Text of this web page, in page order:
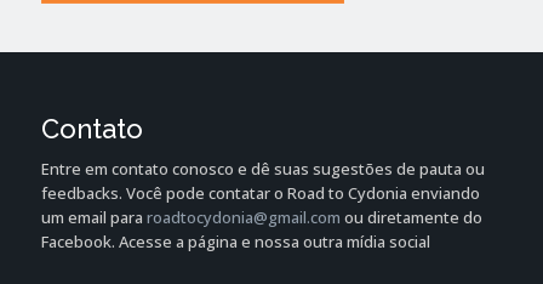
Contato
Entre em contato conosco e dê suas sugestões de pauta ou
feedbacks. Você pode contatar o Road to Cydonia enviando
um email para roadtocydonia@gmail.com ou diretamente do
Facebook. Acesse a página e nossa outra mídia social